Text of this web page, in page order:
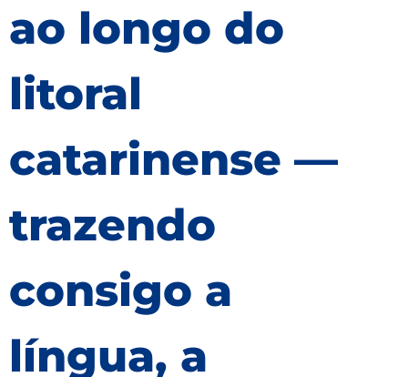
ao longo do
litoral
catarinense —
trazendo
consigo a
língua, a